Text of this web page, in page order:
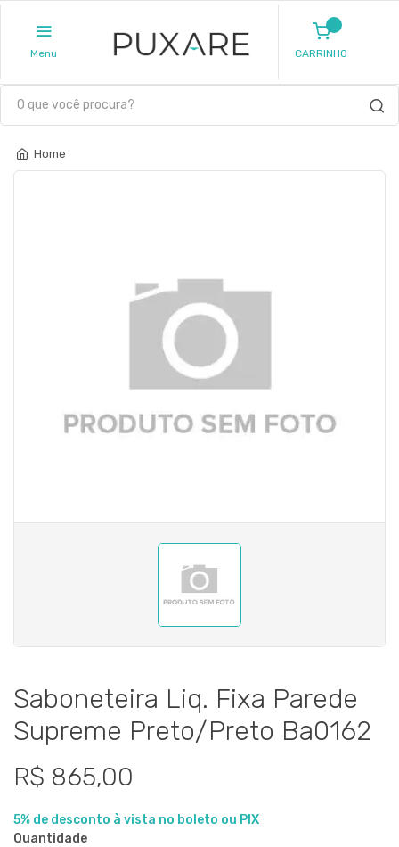
Menu CARRINHO
Home
Saboneteira Liq. Fixa Parede
Supreme Preto/Preto Ba0162
R$ 865,00
5% de desconto à vista no boleto ou PIX
Quantidade